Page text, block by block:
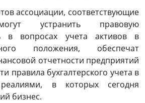
ассоциации, соответствующие
устранить правовую
в вопросах учета активов в
положения, обеспечат
отчетности предприятий
правила бухгалтерского учета в
в которых сегодня
бизнес.